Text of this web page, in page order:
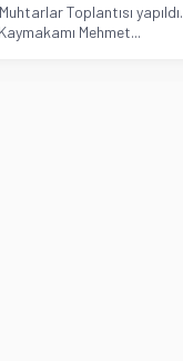
Toplantısı yapıldı.
Mehmet...